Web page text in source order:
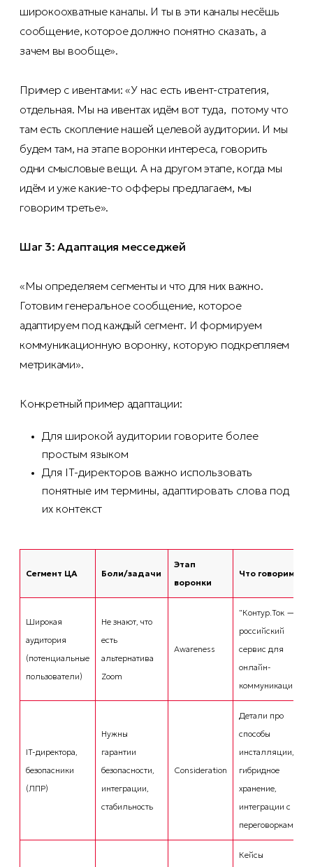
широкоохватные каналы. И ты в эти каналы несёшь
сообщение, которое должно понятно сказать, а
зачем вы вообще».
Пример с ивентами: «У нас есть ивент-стратегия,
отдельная. Мы на ивентах идём вот туда, потому что
там есть скопление нашей целевой аудитории. И мы
будем там, на этапе воронки интереса, говорить
одни смысловые вещи. А на другом этапе, когда мы
идём и уже какие-то офферы предлагаем, мы
говорим третье».
Шаг 3: Адаптация месседжей
«Мы определяем сегменты и что для них важно.
Готовим генеральное сообщение, которое
адаптируем под каждый сегмент. И формируем
коммуникационную воронку, которую подкрепляем
метриками».
Конкретный пример адаптации:
Для широкой аудитории говорите более
простым языком
Для IT-директоров важно использовать
понятные им термины, адаптировать слова под
их контекст
Сегмент ЦА Боли/задачи
Этап
воронки
Что говорим
Широкая
аудитория
(потенциальные
пользователи)
Не знают, что
есть
альтернатива
Zoom
Awareness
"Контур.Ток —
российский
сервис для
онлайн-
коммуникаций"
IT-директора,
безопасники
(ЛПР)
Нужны
гарантии
безопасности,
интеграции,
стабильность
Consideration
Детали про
способы
инсталляции,
гибридное
хранение,
интеграции с
переговорками
Кейсы